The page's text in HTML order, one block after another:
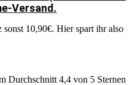
Versand.
10,90€. Hier spart ihr also
Durchschnitt 4,4 von 5 Sternen